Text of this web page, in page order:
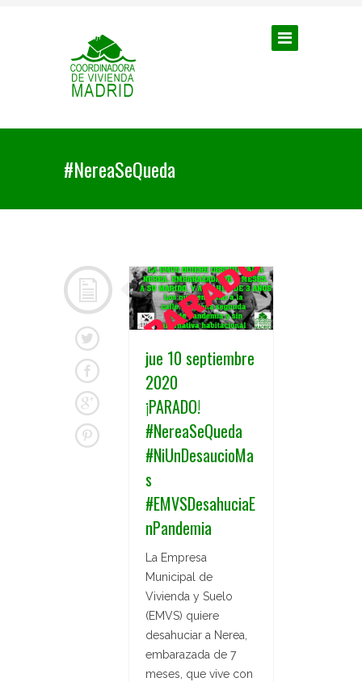
#NereaSeQueda
jue 10 septiembre
2020
¡PARADO!
#NereaSeQueda
#NiUnDesaucioMa
s
#EMVSDesahuciaE
nPandemia
La Empresa
Municipal de
Vivienda y Suelo
(EMVS) quiere
desahuciar a Nerea,
embarazada de 7
meses, que vive con